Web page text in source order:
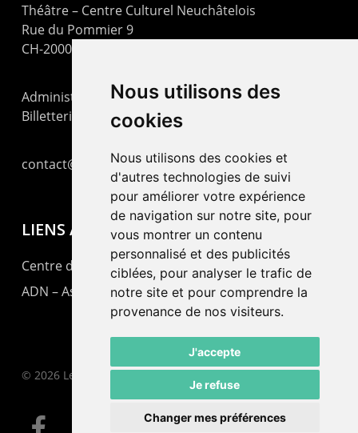
Nous utilisons des
cookies
Nous utilisons des cookies et
d'autres technologies de suivi
pour améliorer votre expérience
de navigation sur notre site, pour
vous montrer un contenu
personnalisé et des publicités
ciblées, pour analyser le trafic de
notre site et pour comprendre la
provenance de nos visiteurs.
J'accepte
Je refuse
Changer mes préférences
Théâtre – Centre Culturel Neuchâtelois
Rue du Pommier 9
CH-2000 Neuchâtel
Administration : +41 32 725 03 03
Billetterie : +41 32 725 05 05
contact@lepommier.ch
LIENS AMIS
Centre de culture ABC
ADN – Association Danse Neuchâtel
© 2026 Le Pommier.
facebook email